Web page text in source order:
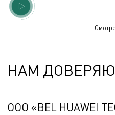
НАМ
ООО «BEL HUAWEI